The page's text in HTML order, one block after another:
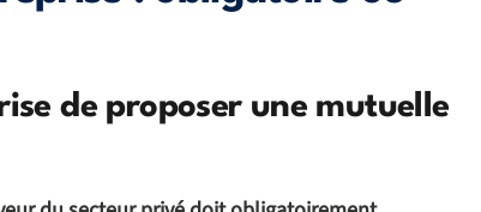
de proposer une mutuelle